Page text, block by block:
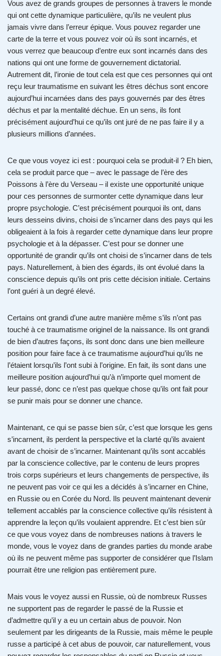
Vous avez de grands groupes de personnes à travers le monde
qui ont cette dynamique particulière, qu’ils ne veulent plus
jamais vivre dans l’erreur épique. Vous pouvez regarder une
carte de la terre et vous pouvez voir où ils sont incarnés, et
vous verrez que beaucoup d’entre eux sont incarnés dans des
nations qui ont une forme de gouvernement dictatorial.
Autrement dit, l’ironie de tout cela est que ces personnes qui ont
reçu leur traumatisme en suivant les êtres déchus sont encore
aujourd’hui incarnées dans des pays gouvernés par des êtres
déchus et par la mentalité déchue. En un sens, ils font
précisément aujourd’hui ce qu’ils ont juré de ne pas faire il y a
plusieurs millions d’années.
Ce que vous voyez ici est : pourquoi cela se produit-il ? Eh bien,
cela se produit parce que – avec le passage de l’ère des
Poissons à l’ère du Verseau – il existe une opportunité unique
pour ces personnes de surmonter cette dynamique dans leur
propre psychologie. C’est précisément pourquoi ils ont, dans
leurs desseins divins, choisi de s’incarner dans des pays qui les
obligeaient à la fois à regarder cette dynamique dans leur propre
psychologie et à la dépasser. C’est pour se donner une
opportunité de grandir qu’ils ont choisi de s’incarner dans de tels
pays. Naturellement, à bien des égards, ils ont évolué dans la
conscience depuis qu’ils ont pris cette décision initiale. Certains
l’ont guéri à un degré élevé.
Certains ont grandi d’une autre manière même s’ils n’ont pas
touché à ce traumatisme originel de la naissance. Ils ont grandi
de bien d’autres façons, ils sont donc dans une bien meilleure
position pour faire face à ce traumatisme aujourd’hui qu’ils ne
l’étaient lorsqu’ils l’ont subi à l’origine. En fait, ils sont dans une
meilleure position aujourd’hui qu’à n’importe quel moment de
leur passé, donc ce n’est pas quelque chose qu’ils ont fait pour
se punir mais pour se donner une chance.
Maintenant, ce qui se passe bien sûr, c’est que lorsque les gens
s’incarnent, ils perdent la perspective et la clarté qu’ils avaient
avant de choisir de s’incarner. Maintenant qu’ils sont accablés
par la conscience collective, par le contenu de leurs propres
trois corps supérieurs et leurs changements de perspective, ils
ne peuvent pas voir ce qui les a décidés à s’incarner en Chine,
en Russie ou en Corée du Nord. Ils peuvent maintenant devenir
tellement accablés par la conscience collective qu’ils résistent à
apprendre la leçon qu’ils voulaient apprendre. Et c’est bien sûr
ce que vous voyez dans de nombreuses nations à travers le
monde, vous le voyez dans de grandes parties du monde arabe
où ils ne peuvent même pas supporter de considérer que l’Islam
pourrait être une religion pas entièrement pure.
Mais vous le voyez aussi en Russie, où de nombreux Russes
ne supportent pas de regarder le passé de la Russie et
d’admettre qu’il y a eu un certain abus de pouvoir. Non
seulement par les dirigeants de la Russie, mais même le peuple
russe a participé à cet abus de pouvoir, car naturellement, vous